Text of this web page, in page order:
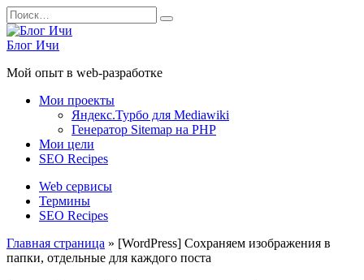
Перейти
к
содержанию
Search
for:
Блог Ичи
Мой опыт в web-разработке
Мои проекты
Яндекс.Турбо для Mediawiki
Генератор Sitemap на PHP
Мои цели
SEO Recipes
Web сервисы
Термины
SEO Recipes
Главная страница » [WordPress] Сохраняем изображения в
папки, отдельные для каждого поста